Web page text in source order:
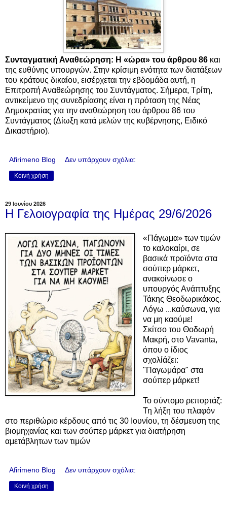
Συνταγματική Αναθεώρηση: Η «ώρα» του άρθρου 86 και
της ευθύνης υπουργών. Στην κρίσιμη ενότητα των διατάξεων
του κράτους δικαίου, εισέρχεται την εβδομάδα αυτή, η
Επιτροπή Αναθεώρησης του Συντάγματος. Σήμερα, Τρίτη,
αντικείμενο της συνεδρίασης είναι η πρόταση της Νέας
Δημοκρατίας για την αναθεώρηση του άρθρου 86 του
Συντάγματος (Δίωξη κατά μελών της κυβέρνησης, Ειδικό
Δικαστήριο).
Afirimeno Blog Δεν υπάρχουν σχόλια:
Κοινή χρήση
29 Ιουνίου 2026
Η Γελοιογραφία της Ημέρας 29/6/2026
«Πάγωμα» των τιμών
το καλοκαίρι, σε
βασικά προϊόντα στα
σούπερ μάρκετ,
ανακοίνωσε ο
υπουργός Ανάπτυξης
Τάκης Θεοδωρικάκος.
Λόγω ...καύσωνα, για
να μη καούμε!
Σκίτσο του Θοδωρή
Μακρή, στο Vavanta,
όπου ο ίδιος
σχολίάζει:
"Παγωμάρα" στα
σούπερ μάρκετ!
Το σύντομο ρεπορτάζ:
Τη λήξη του πλαφόν
στο περιθώριο κέρδους από τις 30 Ιουνίου, τη δέσμευση της
βιομηχανίας και των σούπερ μάρκετ για διατήρηση
αμετάβλητων των τιμών
Afirimeno Blog Δεν υπάρχουν σχόλια:
Κοινή χρήση